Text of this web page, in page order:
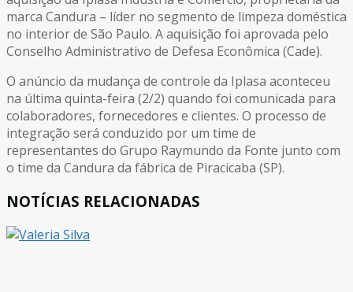
marca Candura – líder no segmento de limpeza doméstica
no interior de São Paulo. A aquisição foi aprovada pelo
Conselho Administrativo de Defesa Econômica (Cade).
O anúncio da mudança de controle da Iplasa aconteceu
na última quinta-feira (2/2) quando foi comunicada para
colaboradores, fornecedores e clientes. O processo de
integração será conduzido por um time de
representantes do Grupo Raymundo da Fonte junto com
o time da Candura da fábrica de Piracicaba (SP).
NOTÍCIAS RELACIONADAS